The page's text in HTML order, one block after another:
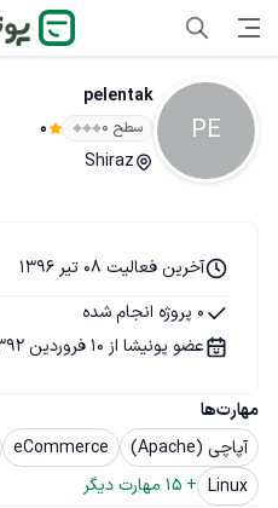
PE
pelentak
سطح ۰ 0
Shiraz
مهارت‌ها
آپاچی (Apache)
eCommerce
Linux
+
15 مهارت دیگر
آخرین فعالیت 08 تیر 1396
0 پروژه انجام شده
عضو پونیشا از 10 فروردین 1392